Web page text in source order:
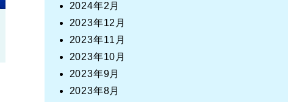
2024年2月
2023年12月
2023年11月
2023年10月
2023年9月
2023年8月